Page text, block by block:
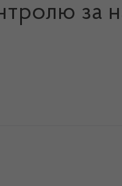
за